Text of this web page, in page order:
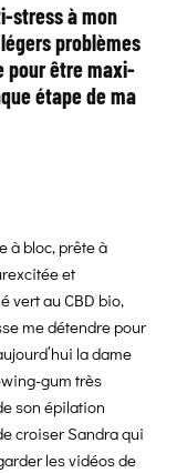
stress à mon
problèmes
pour être maxi-
étape de ma
à bloc, prête à
et
vert au CBD bio,
me détendre pour
la dame
gum très
son épilation
croiser Sandra qui
les vidéos de